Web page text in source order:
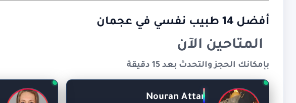
أفضل 14 طبيب نفسي في عجمان
المتاحين الآن
بإمكانك الحجز والتحدث بعد 15 دقيقة
Nouran Attar